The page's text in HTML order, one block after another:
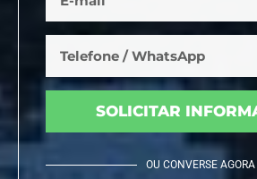
SOLICITAR
OU CONVERSE AGORA